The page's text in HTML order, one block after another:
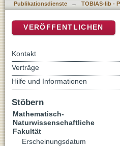
Publikationsdienste → TOBIAS-lib -
VERÖFFENTLICHEN
Kontakt
Verträge
Hilfe und Informationen
Stöbern
Mathematisch-
Naturwissenschaftliche
Fakultät
Erscheinungsdatum